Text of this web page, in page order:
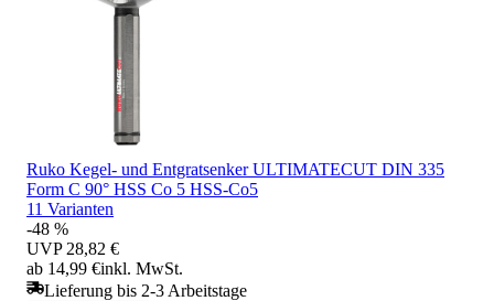
Ruko Kegel- und Entgratsenker ULTIMATECUT DIN 335
Form C 90° HSS Co 5 HSS-Co5
11 Varianten
-48 %
UVP 28,82 €
ab 14,99 €inkl. MwSt.
Lieferung bis 2-3 Arbeitstage